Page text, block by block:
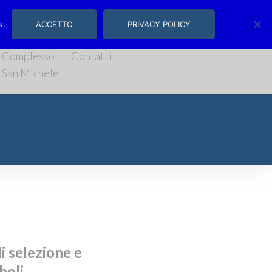
Complesso
San Michele
Contatti
selezione e
ACCETTO PRIVACY POLICY